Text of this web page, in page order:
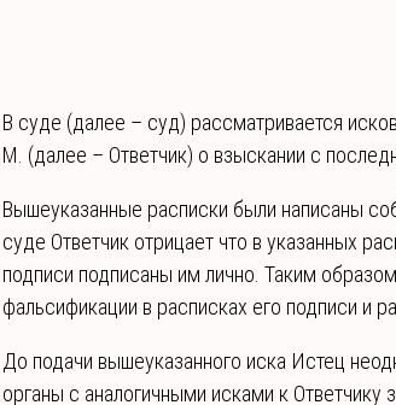
В суде (далее – суд) рассматривается
М. (далее – Ответчик) о взыскании с
Вышеуказанные расписки были написаны
суде Ответчик отрицает что в указанных
подписи подписаны им лично. Таким
фальсификации в расписках его подписи и
До подачи вышеуказанного иска Истец
органы с аналогичными исками к Ответчику